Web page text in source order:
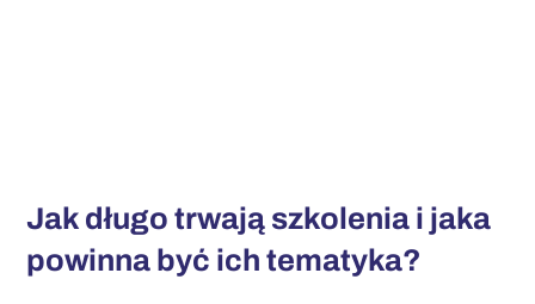
Jak długo trwają szkolenia i jaka
powinna być ich tematyka?